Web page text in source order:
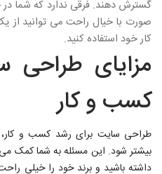
گسترش دهند. فرقی ندارد که شما در
صورت با خیال راحت می توانید
کار خود استفاده کنید.
مزایای طراحی
کسب و کار
طراحی سایت برای رشد کسب و
بیشتر شود. این مسئله به شما کمک
داشته باشید و برند خود را خیلی